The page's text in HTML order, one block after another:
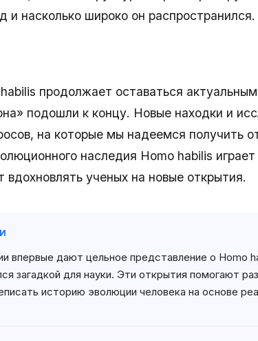
и насколько широко он распространился.
продолжает оставаться
подошли к концу. Новые находки и
на которые мы надеемся получить
наследия Homo habilis
вдохновлять ученых на новые открытия.
впервые дают цельное представление о Homo
загадкой для науки. Эти открытия помогают
историю эволюции человека на основе